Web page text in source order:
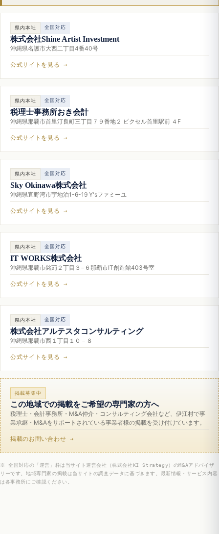
県内本社 全国対応
株式会社Shine Artist Investment
沖縄県名護市大西二丁目4番40号
公式サイトを見る →
県内本社 全国対応
税理士事務所おき会計
沖縄県那覇市首里汀良町三丁目７９番地２ ピクセル首里駅前 ４F
公式サイトを見る →
県内本社 全国対応
Sky Okinawa株式会社
沖縄県宜野湾市宇地泊1-6-19 Y'sファミーユ
公式サイトを見る →
県内本社 全国対応
IT WORKS株式会社
沖縄県那覇市銘苅２丁目３−６那覇市IT創造館403号室
公式サイトを見る →
県内本社 全国対応
株式会社アルテスタコンサルティング
沖縄県那覇市西１丁目１０－８
公式サイトを見る →
掲載募集中
この地域での掲載をご希望の専門家の方へ
税理士・会計事務所・M&A仲介・コンサルティング会社など、伊江村で事
業承継・M&Aをサポートされている事業者様の掲載を受け付けています。
掲載のお問い合わせ →
※ 全国対応の「運営」枠は当サイト運営会社（株式会社KI Strategy）のM&Aアドバイザ
リーです。地域専門家の掲載は当サイトの調査データに基づきます。最新情報・サービス内容
は各事務所にご確認ください。